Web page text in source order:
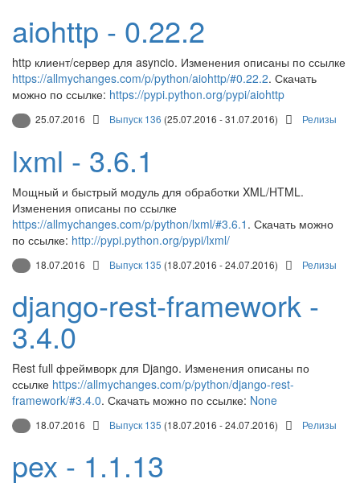
aiohttp - 0.22.2
http клиент/сервер для asyncio. Изменения описаны по ссылке
https://allmychanges.com/p/python/aiohttp/#0.22.2. Скачать
можно по ссылке: https://pypi.python.org/pypi/aiohttp
25.07.2016 Выпуск 136 (25.07.2016 - 31.07.2016) Релизы
lxml - 3.6.1
Мощный и быстрый модуль для обработки XML/HTML.
Изменения описаны по ссылке
https://allmychanges.com/p/python/lxml/#3.6.1 . Скачать можно
по ссылке: http://pypi.python.org/pypi/lxml/
18.07.2016 Выпуск 135 (18.07.2016 - 24.07.2016) Релизы
django-rest-framework -
3.4.0
Rest full фреймворк для Django. Изменения описаны по
ссылке https://allmychanges.com/p/python/django-rest-
framework/#3.4.0. Скачать можно по ссылке: None
18.07.2016 Выпуск 135 (18.07.2016 - 24.07.2016) Релизы
pex - 1.1.13